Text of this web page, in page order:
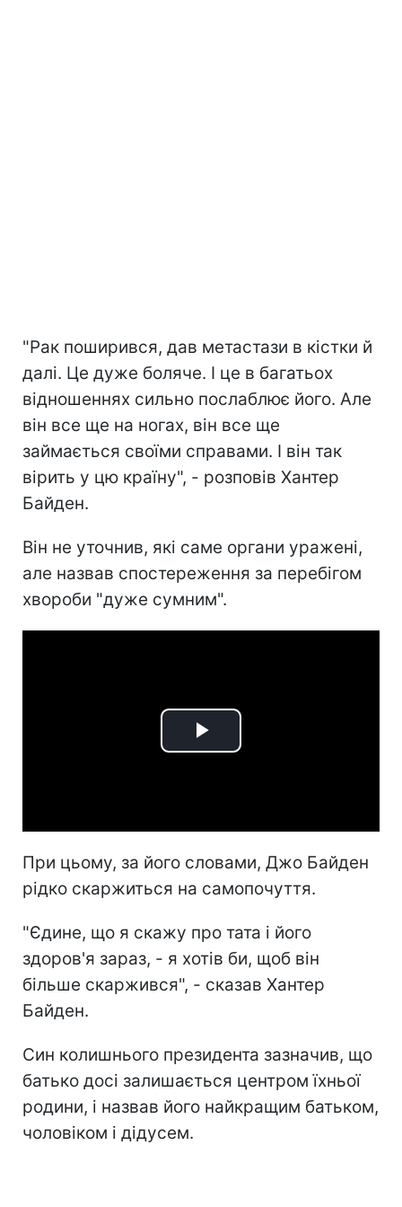
"Рак поширився, дав метастази в кістки й
далі. Це дуже боляче. І це в багатьох
відношеннях сильно послаблює його. Але
він все ще на ногах, він все ще
займається своїми справами. І він так
вірить у цю країну", - розповів Хантер
Байден.
Він не уточнив, які саме органи уражені,
але назвав спостереження за перебігом
хвороби "дуже сумним".
Play
При цьому, за його словами, Джо Байден
рідко скаржиться на самопочуття.
"Єдине, що я скажу про тата і його
здоров'я зараз, - я хотів би, щоб він
більше скаржився", - сказав Хантер
Байден.
Син колишнього президента зазначив, що
батько досі залишається центром їхньої
родини, і назвав його найкращим батьком,
чоловіком і дідусем.